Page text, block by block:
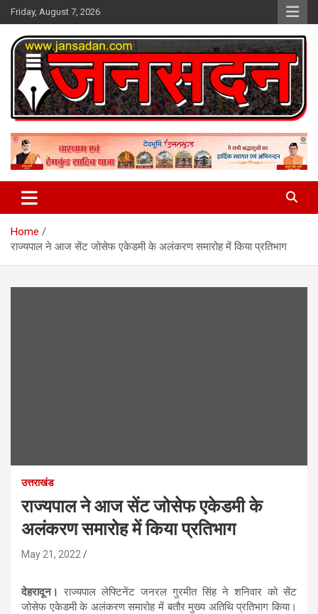
Skip
to
content
Friday, August 7, 2026
Jan Sadan
Home
राज्यपाल ने आज सेंट जोसेफ एकेडमी के अलंकरण समारोह में किया प्रतिभाग
उत्तराखंड
राज्यपाल ने आज सेंट जोसेफ एकेडमी के
अलंकरण समारोह में किया प्रतिभाग
May 21, 2022
देहरादून। राज्यपाल लेफ्टिनेंट जनरल गुरमीत सिंह ने शनिवार को सेंट
जोसेफ एकेडमी के अलंकरण समारोह में बतौर मुख्य अतिथि प्रतिभाग किया।